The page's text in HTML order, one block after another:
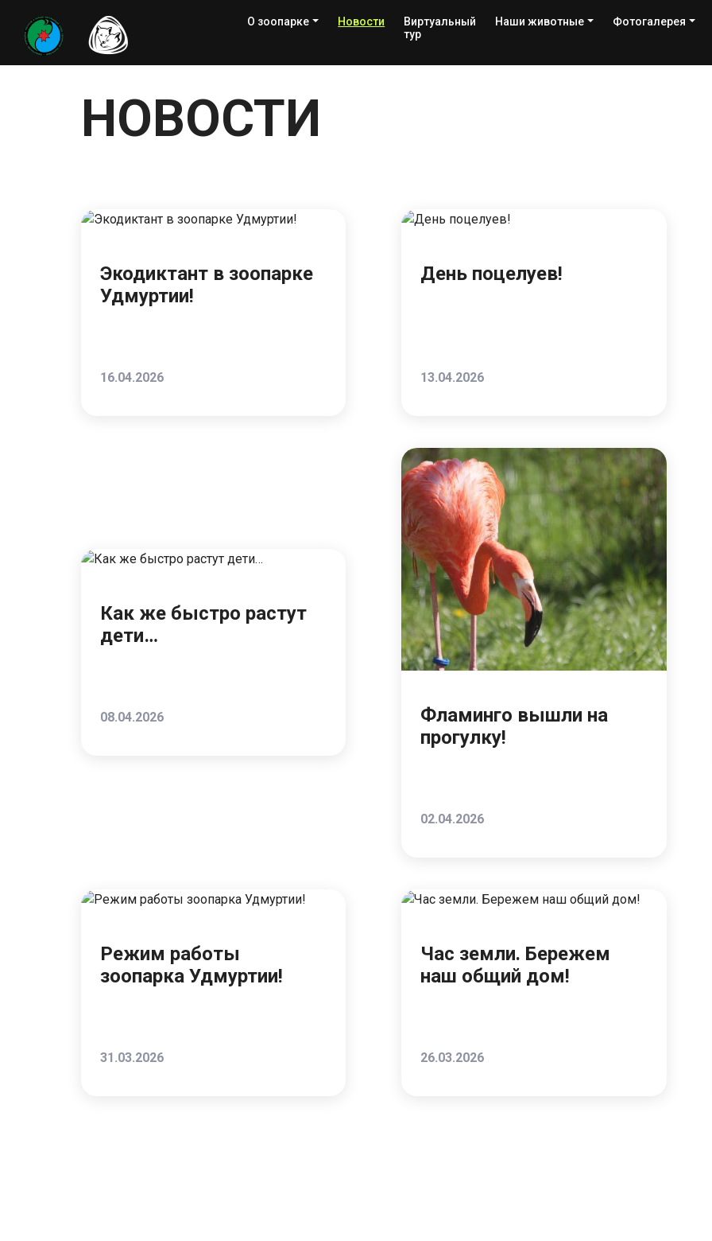
О зоопарке Новости
Виртуальный
тур
Наши животные Фотогалерея
НОВОСТИ
Экодиктант в зоопарке
Удмуртии!
16.04.2026
День поцелуев!
13.04.2026
Как же быстро растут
дети…
08.04.2026
Фламинго вышли на
прогулку!
02.04.2026
Режим работы
зоопарка Удмуртии!
31.03.2026
Час земли. Бережем
наш общий дом!
26.03.2026